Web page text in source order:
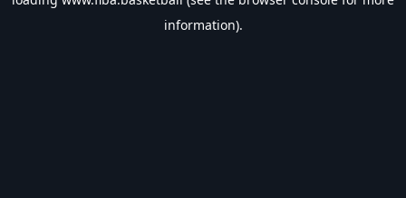
information).